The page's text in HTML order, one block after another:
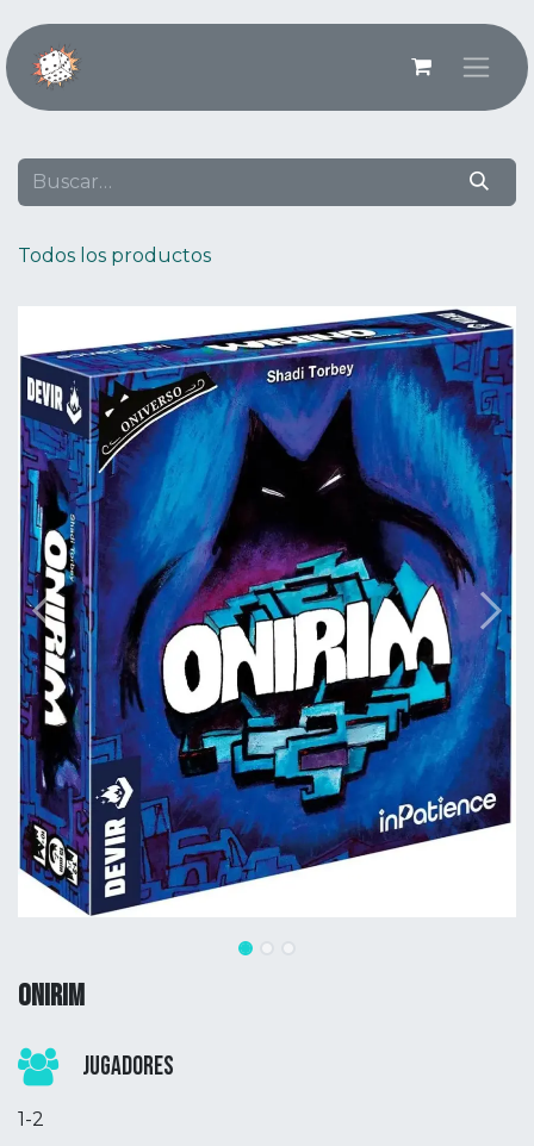
Todos los productos
ONIRIM
Jugadores
1-2